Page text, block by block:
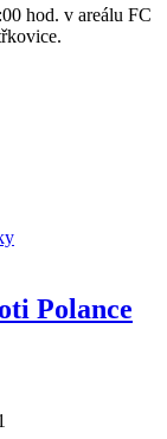
hod. v areálu FC
Polance